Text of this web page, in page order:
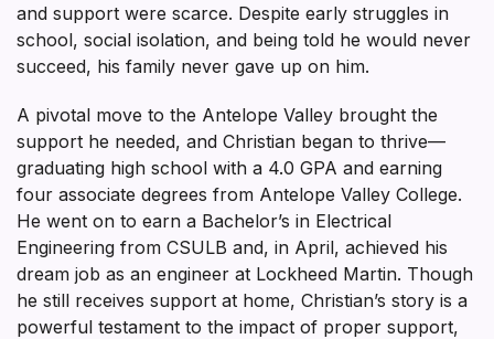
and support were scarce. Despite early struggles in
school, social isolation, and being told he would never
succeed, his family never gave up on him.
A pivotal move to the Antelope Valley brought the
support he needed, and Christian began to thrive—
graduating high school with a 4.0 GPA and earning
four associate degrees from Antelope Valley College.
He went on to earn a Bachelor’s in Electrical
Engineering from CSULB and, in April, achieved his
dream job as an engineer at Lockheed Martin. Though
he still receives support at home, Christian’s story is a
powerful testament to the impact of proper support,